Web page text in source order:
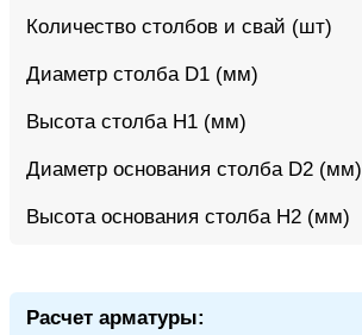
Количество столбов и свай (шт)
Диаметр столба D1 (мм)
Высота столба H1 (мм)
Диаметр основания столба D2 (мм)
Высота основания столба H2 (мм)
Расчет арматуры: